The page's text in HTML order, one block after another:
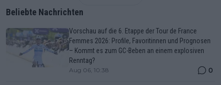
Beliebte Nachrichten
Vorschau auf die 6. Etappe der Tour de France
Femmes 2026: Profile, Favoritinnen und Prognosen
– Kommt es zum GC-Beben an einem explosiven
Renntag?
Aug 06, 10:38 0